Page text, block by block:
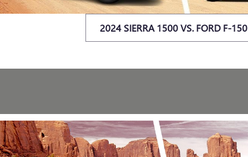
2024 SIERRA 1500 VS. FORD F-150